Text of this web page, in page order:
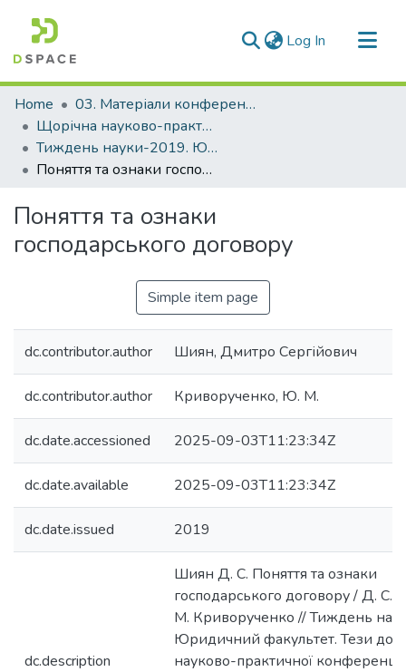
Log In (current)
Communities & Collections
All of DSpace
Statistics
Home
03. Матеріали конференцій та семінарів
Щорічна науково-практична конференція «Тиждень науки»
Тиждень науки-2019. Юридичний факультет
Поняття та ознаки господарського договору
Поняття та ознаки
господарського договору
Simple item page
dc.contributor.author Шиян, Дмитро Сергійович
dc.contributor.author Криворученко, Ю. М.
dc.date.accessioned 2025-09-03T11:23:34Z
dc.date.available 2025-09-03T11:23:34Z
dc.date.issued 2019
dc.description
Шиян Д. С. Поняття та ознаки
господарського договору / Д.
М. Криворученко // Тиждень
Юридичний факультет. Тези
науково-практичної